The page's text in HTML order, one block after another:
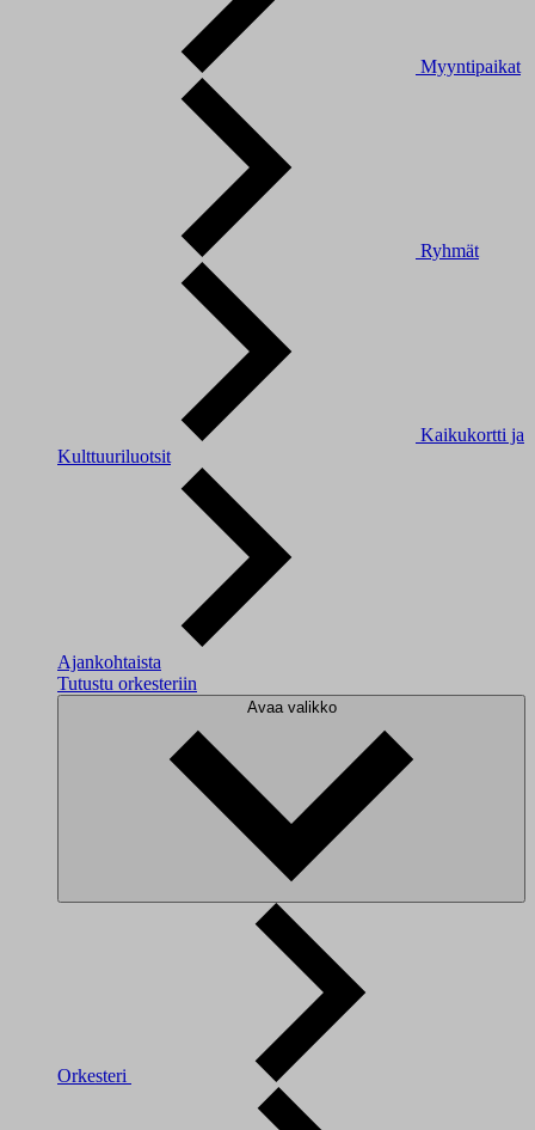
Myyntipaikat
Ryhmät
Kaikukortti ja
Kulttuuriluotsit
Ajankohtaista
Tutustu orkesteriin
Avaa valikko
Orkesteri